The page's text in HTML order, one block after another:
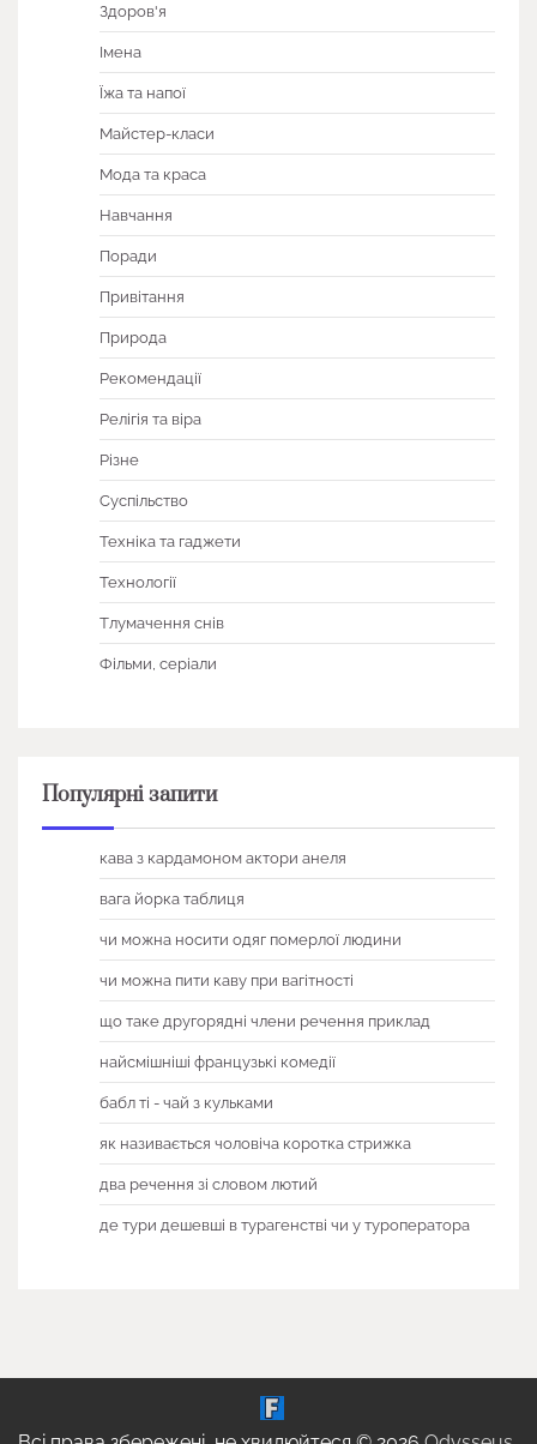
Здоров'я
Імена
Їжа та напої
Майстер-класи
Мода та краса
Навчання
Поради
Привітання
Природа
Рекомендації
Релігія та віра
Різне
Суспільство
Техніка та гаджети
Технології
Тлумачення снів
Фільми, серіали
Популярні запити
кава з кардамоном актори анеля
вага йорка таблиця
чи можна носити одяг померлої людини
чи можна пити каву при вагітності
що таке другорядні члени речення приклад
найсмішніші французькі комедії
бабл ті - чай з кульками
як називається чоловіча коротка стрижка
два речення зі словом лютий
де тури дешевші в турагенстві чи у туроператора